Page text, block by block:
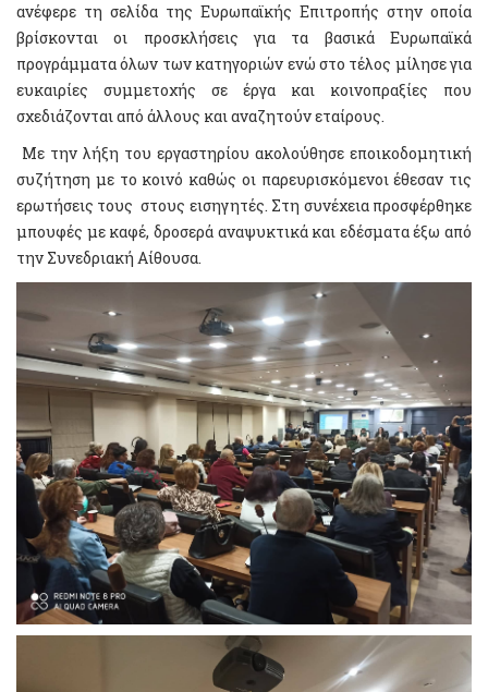
ανέφερε τη σελίδα της Ευρωπαϊκής Επιτροπής στην οποία
βρίσκονται οι προσκλήσεις για τα βασικά Ευρωπαϊκά
προγράμματα όλων των κατηγοριών ενώ στο τέλος μίλησε για
ευκαιρίες συμμετοχής σε έργα και κοινοπραξίες που
σχεδιάζονται από άλλους και αναζητούν εταίρους.
Με την λήξη του εργαστηρίου ακολούθησε εποικοδομητική
συζήτηση με το κοινό καθώς οι παρευρισκόμενοι έθεσαν τις
ερωτήσεις τους στους εισηγητές. Στη συνέχεια προσφέρθηκε
μπουφές με καφέ, δροσερά αναψυκτικά και εδέσματα έξω από
την Συνεδριακή Αίθουσα.